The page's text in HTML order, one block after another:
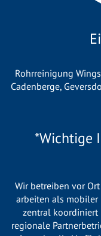
Rohrreinigung
Cadenberge,
*Wichtige
Wir betreiben vor
arbeiten als mobiler
zentral koordiniert
regionale